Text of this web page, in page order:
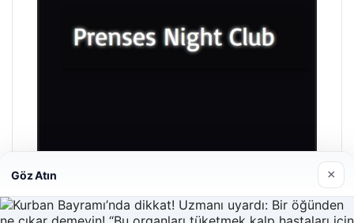
Prenses Night Club
Göz Atın ×